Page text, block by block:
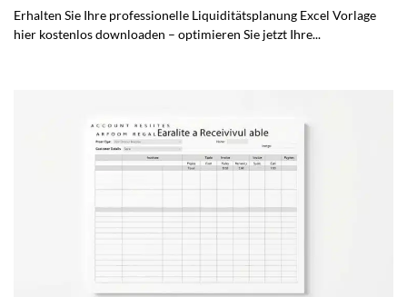
Erhalten Sie Ihre professionelle Liquiditätsplanung Excel Vorlage
hier kostenlos downloaden – optimieren Sie jetzt Ihre...